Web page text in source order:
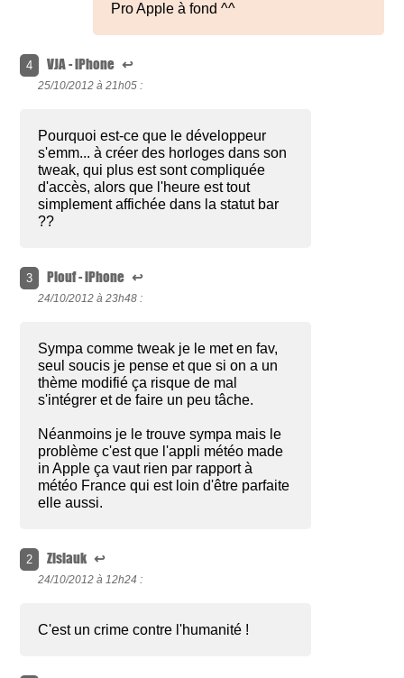
Pro Apple à fond ^^
4 VJA - iPhone ↩
25/10/2012 à 21h05 :
Pourquoi est-ce que le développeur
s'emm... à créer des horloges dans son
tweak, qui plus est sont compliquée
d'accès, alors que l'heure est tout
simplement affichée dans la statut bar
??
3 Plouf - iPhone ↩
24/10/2012 à 23h48 :
Sympa comme tweak je le met en fav,
seul soucis je pense et que si on a un
thème modifié ça risque de mal
s'intégrer et de faire un peu tâche.
Néanmoins je le trouve sympa mais le
problème c'est que l'appli météo made
in Apple ça vaut rien par rapport à
météo France qui est loin d'être parfaite
elle aussi.
2 Zislauk ↩
24/10/2012 à 12h24 :
C'est un crime contre l'humanité !